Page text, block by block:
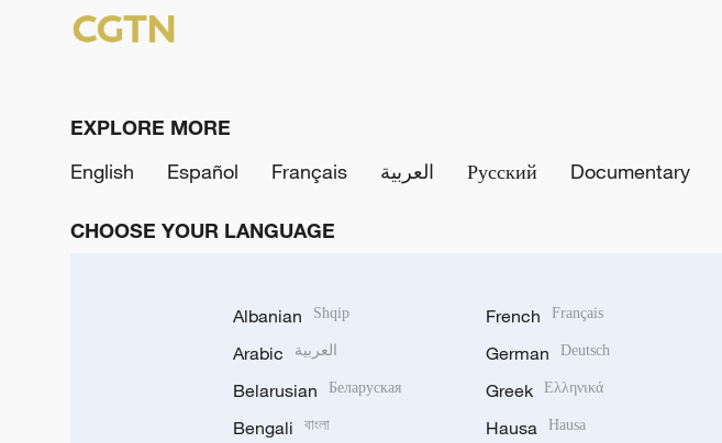
EXPLORE MORE
English
Español Français العربية Русский Documentary
CHOOSE YOUR LANGUAGE
Albanian Shqip
Arabic العربية
Belarusian Беларуская
Bengali বাংলা
French Français
German Deutsch
Greek Ελληνικά
Hausa Hausa